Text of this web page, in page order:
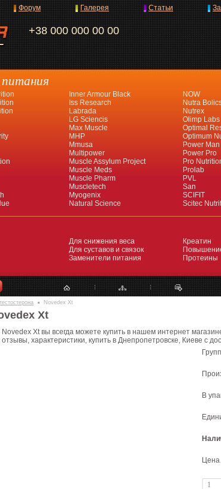
+38 000 000 00 00
Форум Галерея Статьи
Inner Armour Black
Iss Research
Labrada
LG Sciencis
Max Muscle
MHP
Mmusa
Multipower
Muscle Assylum Project
Muscle Meds
Muscle Pharm
Muscletech
Myogenix
Natural Science
NOW
Nutra
Nutrex
Olimp Labs
Optimal
Optimum
Power Man
Power Pro
Pro
Prolab
PVL
San
SCIFIT
Scitec
Для снижения веса
Для суставов и связок
Заменители питания
Креатин
Протеины
Novedex Xt
Xt
Novedex Xt вы всегда можете купить в нашем интернет
отзывы, характеристики, купить в Днепропетровске, Киеве с
В
Цена